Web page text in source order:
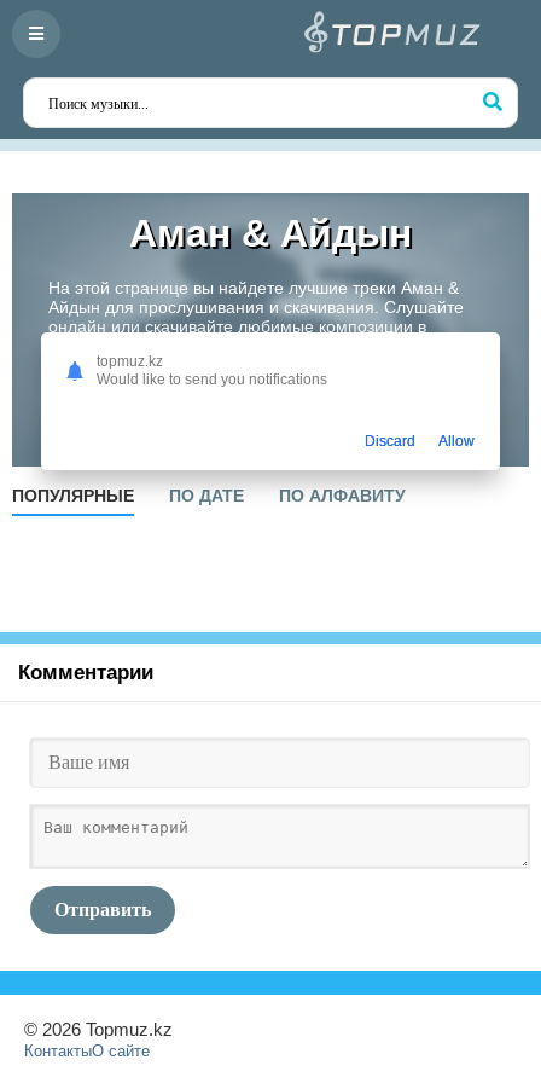
Аман & Айдын
На этой странице вы найдете лучшие треки Аман &
Айдын для прослушивания и скачивания. Слушайте
онлайн или скачивайте любимые композиции в
одного из самых перспективных артистов Казахстана!
ПОПУЛЯРНЫЕ ПО ДАТЕ ПО АЛФАВИТУ
Комментарии
Отправить
© 2026 Topmuz.kz
КонтактыО сайте
topmuz.kz
Would like to send you notifications
Discard Allow